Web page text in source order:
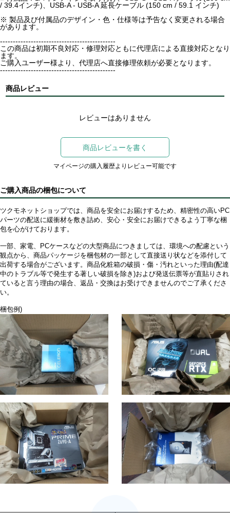
/ 39.4インチ)、USB-A - USB-A 延長ケーブル (150 cm / 59.1 インチ)
※ 製品及び付属品のデザイン・色・仕様等は予告なく変更される場合
があります。
---------------------------------------------
この商品は初期不良対応・修理対応ともに代理店による直接対応となり
ます。
ご購入ユーザー様より、代理店へ直接修理依頼が必要となります。
---------------------------------------------
商品レビュー
レビューはありません
商品レビューを書く
マイページの購入履歴よりレビュー可能です
ご購入商品の梱包について
ツクモネットショップでは、商品を安全にお届けするため、精密性の高いPC
パーツの配送に緩衝材を敷き詰め、安心・安全にお届けできるよう丁寧な梱
包を心がけております。
一部、家電、PCケースなどの大型商品につきましては、環境への配慮という
観点から、商品パッケージを梱包材の一部として直接送り状などを添付して
出荷する場合がございます。商品化粧箱の破損・傷・汚れといった理由(配達
中のトラブル等で発生する著しい破損を除き)および発送伝票等が直貼りされ
ていると言う理由の場合、返品・交換はお受けできませんのでご了承くださ
い。
梱包例)